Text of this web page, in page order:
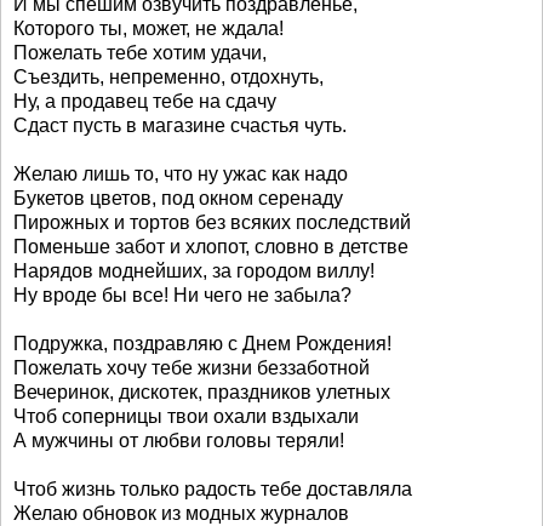
И мы спешим озвучить поздравленье,
Которого ты, может, не ждала!
Пожелать тебе хотим удачи,
Съездить, непременно, отдохнуть,
Ну, а продавец тебе на сдачу
Сдаст пусть в магазине счастья чуть.
Желаю лишь то, что ну ужас как надо
Букетов цветов, под окном серенаду
Пирожных и тортов без всяких последствий
Поменьше забот и хлопот, словно в детстве
Нарядов моднейших, за городом виллу!
Ну вроде бы все! Ни чего не забыла?
Подружка, поздравляю с Днем Рождения!
Пожелать хочу тебе жизни беззаботной
Вечеринок, дискотек, праздников улетных
Чтоб соперницы твои охали вздыхали
А мужчины от любви головы теряли!
Чтоб жизнь только радость тебе доставляла
Желаю обновок из модных журналов